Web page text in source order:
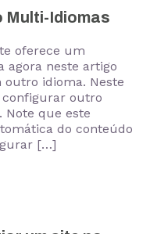
Multi-Idiomas
oferece um
agora neste artigo
idioma. Neste
outro
Note que este
do conteúdo
[…]